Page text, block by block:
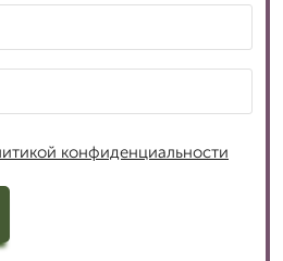
конфиденциальности